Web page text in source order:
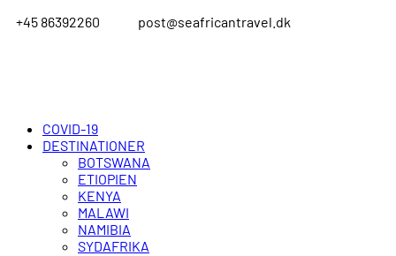
+45 86392260
post@seafricantravel.dk
COVID-19
DESTINATIONER
BOTSWANA
ETIOPIEN
KENYA
MALAWI
NAMIBIA
SYDAFRIKA